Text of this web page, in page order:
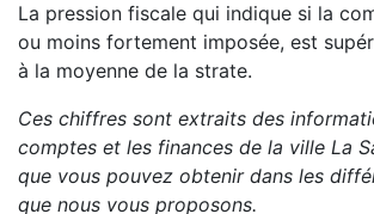
La pression fiscale qui indique si la
ou moins fortement imposée, est
à la moyenne de la strate.
Ces chiffres sont extraits des
comptes et les finances de la ville La
que vous pouvez obtenir dans les
que nous vous proposons.